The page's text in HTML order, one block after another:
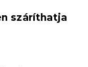
száríthatja